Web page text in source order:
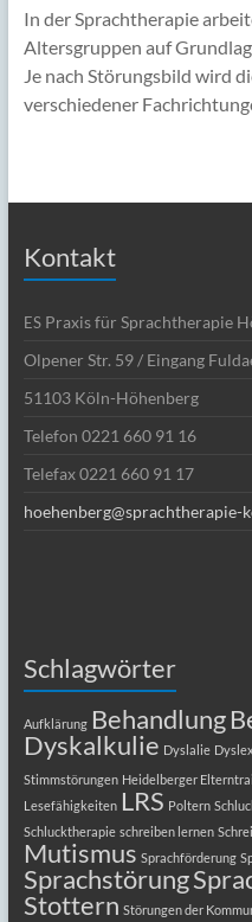
In der Sprachtherapie
Altersgruppen auf
Je nach Störungsbild wird
verschiedener
Kontakt
ESPraxis für Sprachtherapie
Olpener Str. 59 / Eingang
51103 Köln-Höhenberg
Telefon 0221 660 91 16
Telefax 0221 660 91 17
hoehenberg@sprachtherapie-
Schlagwörter
Aufklärung Behandlung
Dyskalkulie Dyslalie
Stimmstörungen Heidelberger
Lesefähigkeiten LRS Poltern
Schlucktherapie schreiben lernen
Mutismus Sprachförderung
Sprachstörung
Stottern Störungen der